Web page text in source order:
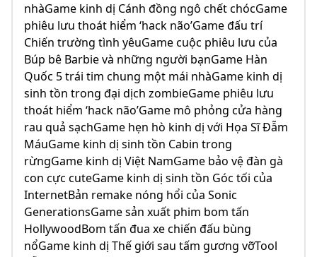
nhàGame kinh dị Cánh đồng ngô chết chócGame
phiêu lưu thoát hiểm ‘hack não’Game đấu trí
Chiến trường tình yêuGame cuộc phiêu lưu của
Búp bê Barbie và những người bạnGame Hàn
Quốc 5 trái tim chung một mái nhàGame kinh dị
sinh tồn trong đại dịch zombieGame phiêu lưu
thoát hiểm ‘hack não’Game mô phỏng cửa hàng
rau quả sạchGame hẹn hò kinh dị với Họa Sĩ Đẫm
MáuGame kinh dị sinh tồn Cabin trong
rừngGame kinh dị Việt NamGame bảo vệ đàn gà
con cực cuteGame kinh dị sinh tồn Góc tối của
InternetBản remake nóng hổi của Sonic
GenerationsGame sản xuất phim bom tấn
HollywoodBom tấn đua xe chiến đấu bùng
nổGame kinh dị Thế giới sau tấm gương vỡTool